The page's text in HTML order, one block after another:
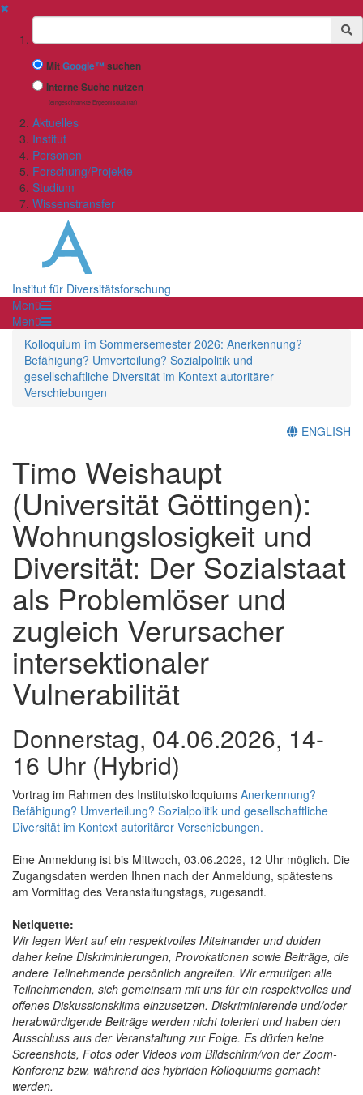
✖
Suchbegriff
MitGoogle™ suchen
Interne Suche nutzen
(eingeschränkte Ergebnisqualität)
Aktuelles
Institut
Personen
Forschung/Projekte
Studium
Wissenstransfer
Institut für Diversitätsforschung
Menü
Menü
Kolloquium im Sommersemester 2026: Anerkennung?
Befähigung? Umverteilung? Sozialpolitik und
gesellschaftliche Diversität im Kontext autoritärer
Verschiebungen
ENGLISH
Timo Weishaupt
(Universität Göttingen):
Wohnungslosigkeit und
Diversität: Der Sozialstaat
als Problemlöser und
zugleich Verursacher
intersektionaler
Vulnerabilität
Donnerstag, 04.06.2026, 14-
16 Uhr (Hybrid)
Vortrag im Rahmen des Institutskolloquiums Anerkennung?
Befähigung? Umverteilung? Sozialpolitik und gesellschaftliche
Diversität im Kontext autoritärer Verschiebungen.
Eine Anmeldung ist bis Mittwoch, 03.06.2026, 12 Uhr möglich. Die
Zugangsdaten werden Ihnen nach der Anmeldung, spätestens
am Vormittag des Veranstaltungstags, zugesandt.
Netiquette:
Wir legen Wert auf ein respektvolles Miteinander und dulden
daher keine Diskriminierungen, Provokationen sowie Beiträge, die
andere Teilnehmende persönlich angreifen. Wir ermutigen alle
Teilnehmenden, sich gemeinsam mit uns für ein respektvolles und
offenes Diskussionsklima einzusetzen. Diskriminierende und/oder
herabwürdigende Beiträge werden nicht toleriert und haben den
Ausschluss aus der Veranstaltung zur Folge. Es dürfen keine
Screenshots, Fotos oder Videos vom Bildschirm/von der Zoom-
Konferenz bzw. während des hybriden Kolloquiums gemacht
werden.